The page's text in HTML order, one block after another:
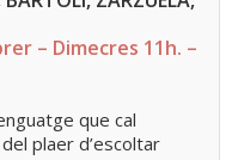
– Dimecres 11h. –
que cal
plaer d’escoltar